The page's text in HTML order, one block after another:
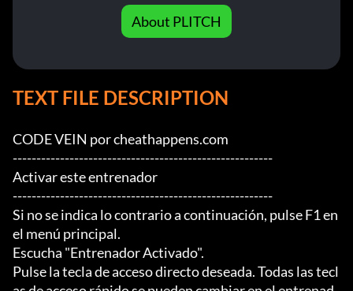
About PLITCH
TEXT FILE DESCRIPTION
CODE VEIN por cheathappens.com
-------------------------------------------------------
Activar este entrenador
-------------------------------------------------------
Si no se indica lo contrario a continuación, pulse F1 en
el menú principal.
Escucha "Entrenador Activado".
Pulse la tecla de acceso directo deseada. Todas las tecl